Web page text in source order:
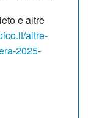
e altre
altre-
2025-